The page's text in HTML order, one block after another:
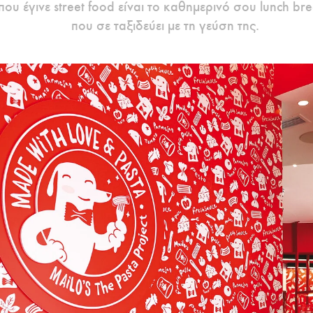
έγινε street food είναι το καθημερινό σου lunch
που σε ταξιδεύει με τη γεύση της.